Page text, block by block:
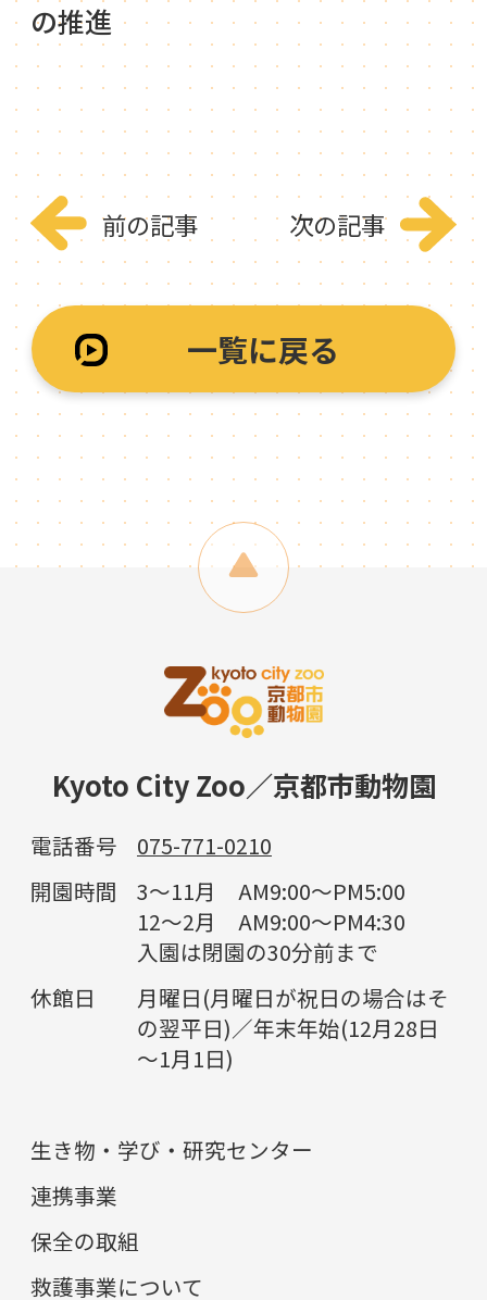
の推進
前の記事
一覧に戻る
次の記事
Kyoto City Zoo／京都市動物園
電話番号
075-771-0210
開園時間
3～11月 AM9:00～PM5:00
12～2月 AM9:00～PM4:30
入園は閉園の30分前まで
休館日
月曜日(月曜日が祝日の場合はそ
の翌平日)／年末年始(12月28日
～1月1日)
生き物・学び・研究センター
連携事業
保全の取組
救護事業について